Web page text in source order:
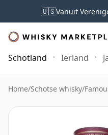
🇺🇸Vanuit
Schotland Ierland
Home/Schotse whisky/